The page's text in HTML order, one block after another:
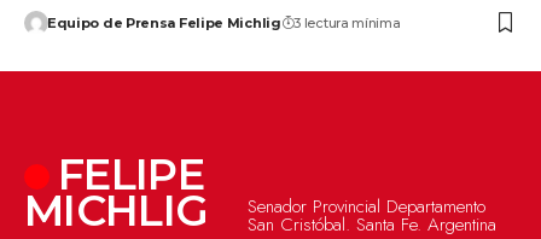
Equipo de Prensa Felipe Michlig 3 lectura mínima
FELIPE
MICHLIG Senador Provincial Departamento
San Cristóbal. Santa Fe. Argentina